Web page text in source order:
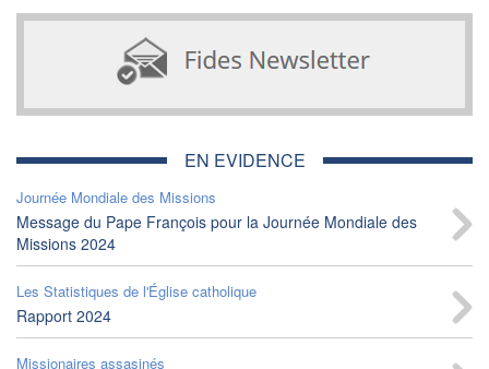
EN EVIDENCE
Journée Mondiale des Missions
Message du Pape François pour la Journée Mondiale des
Missions 2024
Les Statistiques de l'Église catholique
Rapport 2024
Missionaires assasinés